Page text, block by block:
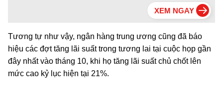
Tương tự như vậy, ngân hàng trung ương cũng đã báo
hiệu các đợt tăng lãi suất trong tương lai tại cuộc họp gần
đây nhất vào tháng 10, khi họ tăng lãi suất chủ chốt lên
mức cao kỷ lục hiện tại 21%.